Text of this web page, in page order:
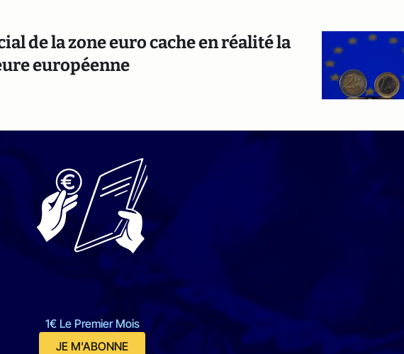
de la zone euro cache en réalité la
européenne
1€ Le Premier Mois
JE M'ABONNE